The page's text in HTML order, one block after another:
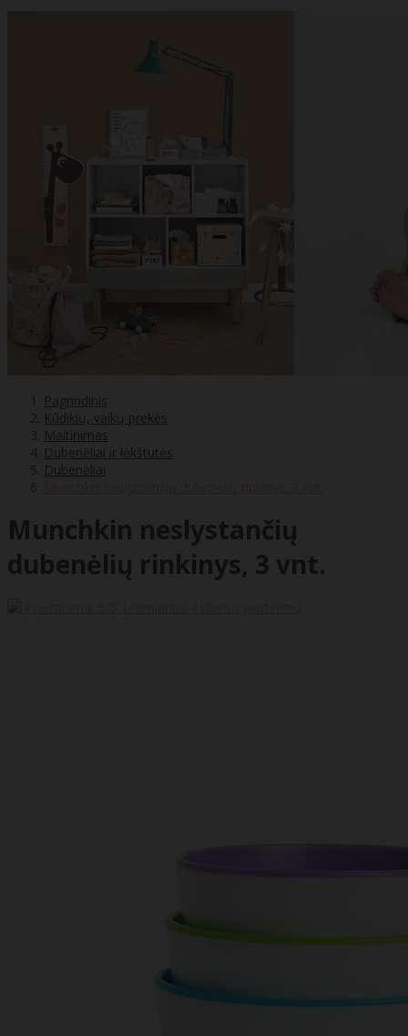
Pagrindinis
Kūdikių, vaikų prekės
Maitinimas
Dubenėliai ir lėkštutės
Dubenėliai
Munchkin neslystančių
dubenėlių rinkinys, 3 vnt.